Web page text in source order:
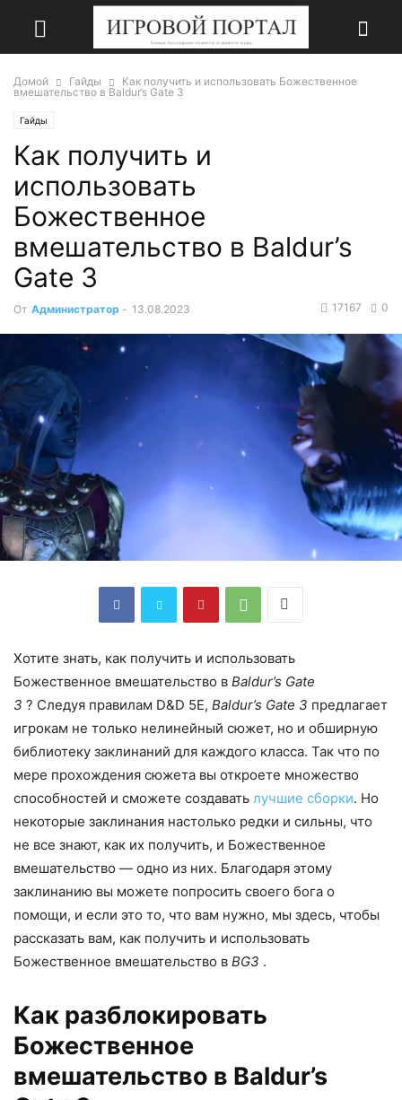
Домой Гайды
Как получить и использовать Божественное
вмешательство в Baldur’s Gate 3
Гайды
Как получить и
использовать
Божественное
вмешательство в Baldur’s
Gate 3
От Администратор - 13.08.2023 0
17167
Хотите знать, как получить и использовать
Божественное вмешательство в Baldur’s Gate
3 ? Следуя правилам D&D 5E, Baldur’s Gate 3 предлагает
игрокам не только нелинейный сюжет, но и обширную
библиотеку заклинаний для каждого класса. Так что по
мере прохождения сюжета вы откроете множество
способностей и сможете создавать лучшие сборки. Но
некоторые заклинания настолько редки и сильны, что
не все знают, как их получить, и Божественное
вмешательство — одно из них. Благодаря этому
заклинанию вы можете попросить своего бога о
помощи, и если это то, что вам нужно, мы здесь, чтобы
рассказать вам, как получить и использовать
Божественное вмешательство в BG3 .
Как разблокировать
Божественное
вмешательство в Baldur’s